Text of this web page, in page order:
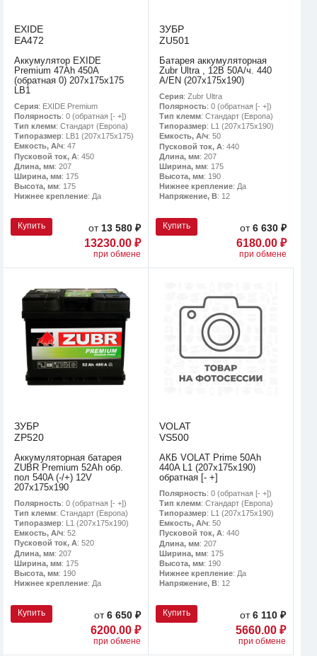
EXIDE
EA472
Аккумулятор EXIDE
Premium 47Ah 450A
(обратная 0) 207x175x175
LB1
Серия: EXIDE Premium
Полярность: 0 (обратная [- +])
Тип клемм: Стандарт (Европа)
Типоразмер: LB1 (207x175x175)
Емкость, А/ч: 47
Пусковой ток, А: 450
Длина, мм: 207
Ширина, мм: 175
Высота, мм: 175
Нижнее крепление: Да
Купить от 13 580 ₽
13230.00 ₽
при обмене
ЗУБР
ZU501
Батарея аккумуляторная
Zubr Ultra , 12В 50А/ч. 440
A/EN (207x175x190)
Серия: Zubr Ultra
Полярность: 0 (обратная [- +])
Тип клемм: Стандарт (Европа)
Типоразмер: L1 (207x175x190)
Емкость, А/ч: 50
Пусковой ток, А: 440
Длина, мм: 207
Ширина, мм: 175
Высота, мм: 190
Нижнее крепление: Да
Напряжение, В: 12
Купить от6 630 ₽
6180.00 ₽
при обмене
ЗУБР
ZP520
Аккумуляторная батарея
ZUBR Premium 52Ah обр.
пол 540A (-/+) 12V
207х175х190
Полярность: 0 (обратная [- +])
Тип клемм: Стандарт (Европа)
Типоразмер: L1 (207x175x190)
Емкость, А/ч: 52
Пусковой ток, А: 520
Длина, мм: 207
Ширина, мм: 175
Высота, мм: 190
Нижнее крепление: Да
Купить от6 650 ₽
6200.00 ₽
при обмене
VOLAT
VS500
АКБ VOLAT Prime 50Ah
440A L1 (207x175x190)
обратная [- +]
Полярность: 0 (обратная [- +])
Тип клемм: Стандарт (Европа)
Типоразмер: L1 (207x175x190)
Емкость, А/ч: 50
Пусковой ток, А: 440
Длина, мм: 207
Ширина, мм: 175
Высота, мм: 190
Нижнее крепление: Да
Напряжение, В: 12
Купить от6 110 ₽
5660.00 ₽
при обмене